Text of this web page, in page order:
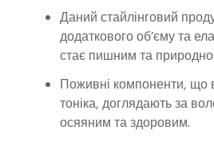
Даний стайлінговий
додаткового об’єму та
стає пишним та
Поживні компоненти, що
тоніка, доглядають за
осяяним та здоровим.